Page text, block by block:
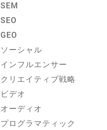
SEM
SEO
GEO
ソーシャル
インフルエンサー
クリエイティブ戦略
ビデオ
オーディオ
プログラマティック